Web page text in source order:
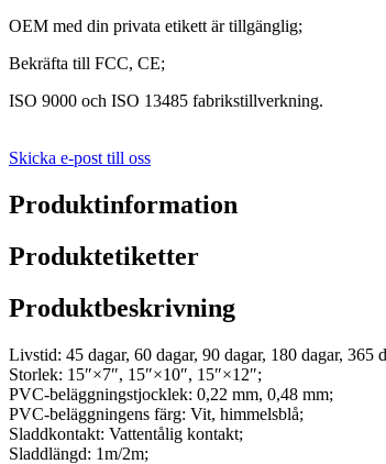
OEM med din privata etikett är tillgänglig;
Bekräfta till FCC, CE;
ISO 9000 och ISO 13485 fabrikstillverkning.
Skicka e-post till oss
Produktinformation
Produktetiketter
Produktbeskrivning
Livstid: 45 dagar, 60 dagar, 90 dagar, 180 dagar, 365
Storlek: 15″×7″, 15″×10″, 15″×12″;
PVC-beläggningstjocklek: 0,22 mm, 0,48 mm;
PVC-beläggningens färg: Vit, himmelsblå;
Sladdkontakt: Vattentålig kontakt;
Sladdlängd: 1m/2m;